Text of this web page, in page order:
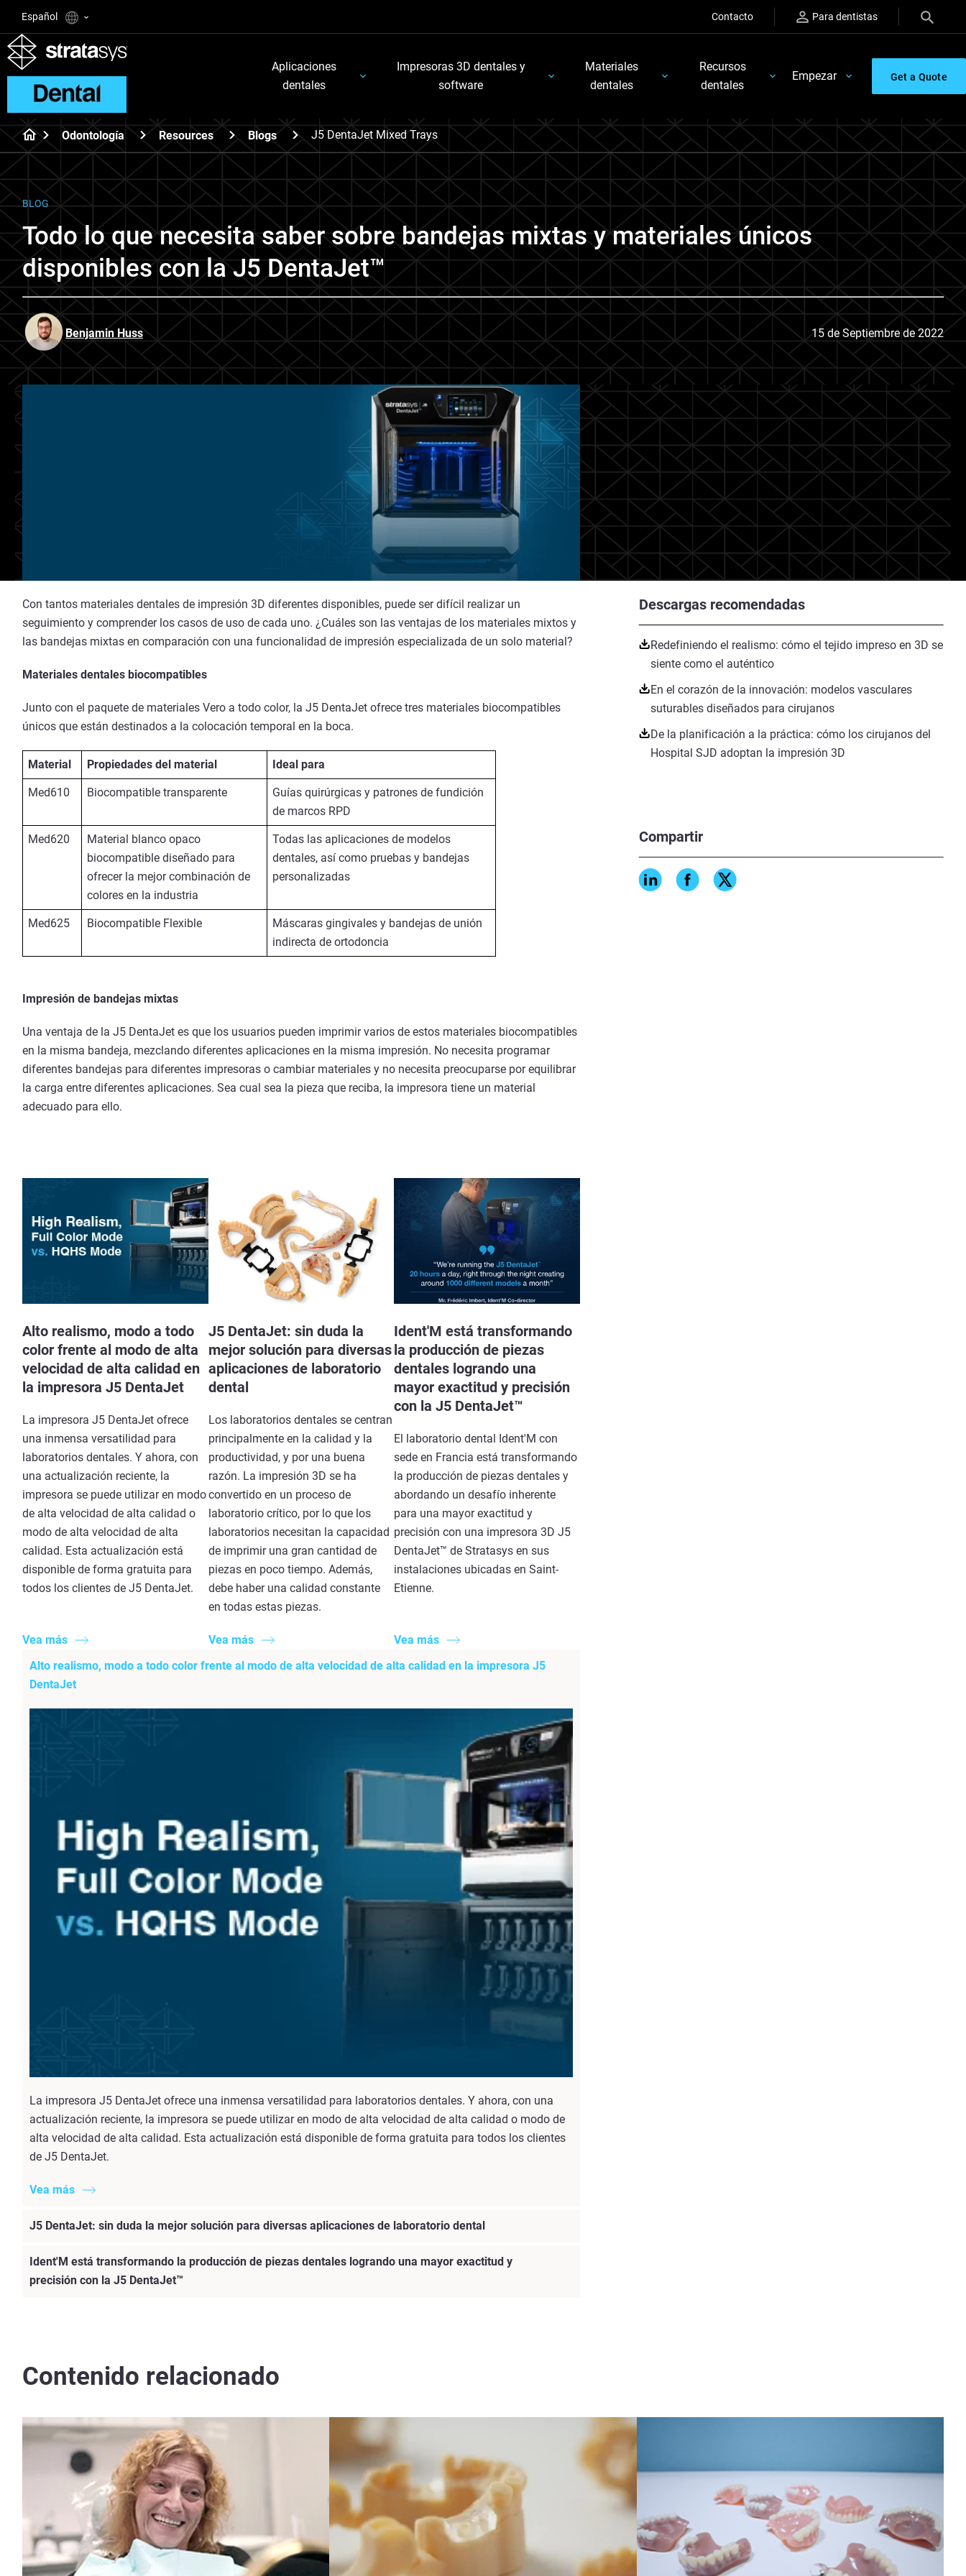
Español Contacto Para dentistas
Aplicaciones
dentales
Impresoras 3D dentales y
software
Materiales
dentales
Recursos
dentales
Empezar Get a Quote
Odontología Resources Blogs J5 DentaJet Mixed Trays
BLOG
Todo lo que necesita saber sobre bandejas mixtas y materiales únicos
disponibles con la J5 DentaJet™
Benjamin Huss 15 de Septiembre de 2022
Descargas recomendadas
Redefiniendo el realismo: cómo el tejido impreso en 3D se
siente como el auténtico
En el corazón de la innovación: modelos vasculares
suturables diseñados para cirujanos
De la planificación a la práctica: cómo los cirujanos del
Hospital SJD adoptan la impresión 3D
Compartir
Con tantos materiales dentales de impresión 3D diferentes disponibles, puede ser difícil realizar un
seguimiento y comprender los casos de uso de cada uno. ¿Cuáles son las ventajas de los materiales mixtos y
las bandejas mixtas en comparación con una funcionalidad de impresión especializada de un solo material?
Materiales dentales biocompatibles
Junto con el paquete de materiales Vero a todo color, la J5 DentaJet ofrece tres materiales biocompatibles
únicos que están destinados a la colocación temporal en la boca.
Material Propiedades del material Ideal para
Med610 Biocompatible transparente
Guías quirúrgicas y patrones de fundición
de marcos RPD
Med620
Material blanco opaco
biocompatible diseñado para
ofrecer la mejor combinación de
colores en la industria
Todas las aplicaciones de modelos
dentales, así como pruebas y bandejas
personalizadas
Med625 Biocompatible Flexible
Máscaras gingivales y bandejas de unión
indirecta de ortodoncia
Impresión de bandejas mixtas
Una ventaja de la J5 DentaJet es que los usuarios pueden imprimir varios de estos materiales biocompatibles
en la misma bandeja, mezclando diferentes aplicaciones en la misma impresión. No necesita programar
diferentes bandejas para diferentes impresoras o cambiar materiales y no necesita preocuparse por equilibrar
la carga entre diferentes aplicaciones. Sea cual sea la pieza que reciba, la impresora tiene un material
adecuado para ello.
Alto realismo, modo a todo
color frente al modo de alta
velocidad de alta calidad en
la impresora J5 DentaJet
La impresora J5 DentaJet ofrece
una inmensa versatilidad para
laboratorios dentales. Y ahora, con
una actualización reciente, la
impresora se puede utilizar en modo
de alta velocidad de alta calidad o
modo de alta velocidad de alta
calidad. Esta actualización está
disponible de forma gratuita para
todos los clientes de J5 DentaJet.
Vea más
J5 DentaJet: sin duda la
mejor solución para diversas
aplicaciones de laboratorio
dental
Los laboratorios dentales se centran
principalmente en la calidad y la
productividad, y por una buena
razón. La impresión 3D se ha
convertido en un proceso de
laboratorio crítico, por lo que los
laboratorios necesitan la capacidad
de imprimir una gran cantidad de
piezas en poco tiempo. Además,
debe haber una calidad constante
en todas estas piezas.
Vea más
Ident'M está transformando
la producción de piezas
dentales logrando una
mayor exactitud y precisión
con la J5 DentaJet™
El laboratorio dental Ident'M con
sede en Francia está transformando
la producción de piezas dentales y
abordando un desafío inherente
para una mayor exactitud y
precisión con una impresora 3D J5
DentaJet™ de Stratasys en sus
instalaciones ubicadas en Saint-
Etienne.
Vea más
Alto realismo, modo a todo color frente al modo de alta velocidad de alta calidad en la impresora J5
DentaJet
La impresora J5 DentaJet ofrece una inmensa versatilidad para laboratorios dentales. Y ahora, con una
actualización reciente, la impresora se puede utilizar en modo de alta velocidad de alta calidad o modo de
alta velocidad de alta calidad. Esta actualización está disponible de forma gratuita para todos los clientes
de J5 DentaJet.
Vea más
J5 DentaJet: sin duda la mejor solución para diversas aplicaciones de laboratorio dental
Ident'M está transformando la producción de piezas dentales logrando una mayor exactitud y
precisión con la J5 DentaJet™
Contenido relacionado